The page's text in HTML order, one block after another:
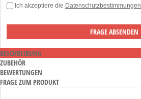
Ich akzeptiere die Datenschutzbestimmungen
BESCHREIBUNG
ZUBEHÖR
BEWERTUNGEN
FRAGE ZUM PRODUKT